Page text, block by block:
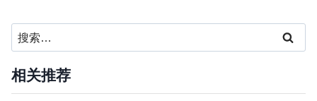
搜
索：
相关推荐